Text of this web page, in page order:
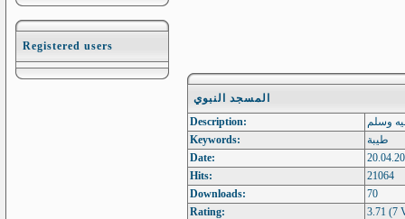
Registered users
المسجد النبوي
Description:
وسلم
Keywords:
طيبة
Date:
Hits:
21064
Downloads:
70
Rating:
3.71 (7